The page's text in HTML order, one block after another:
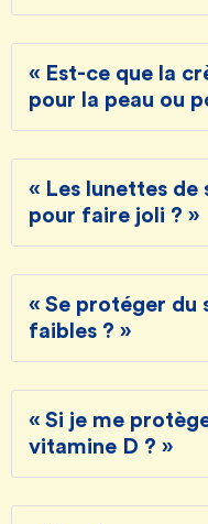
« Est-ce que la
pour la peau ou
« Les lunettes de
pour faire joli ? »
« Se protéger du
faibles ? »
« Si je me
vitamine D ? »